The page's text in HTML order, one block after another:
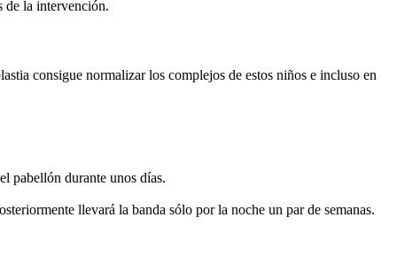
de la intervención.
consigue normalizar los complejos de estos niños e incluso en
pabellón durante unos días.
llevará la banda sólo por la noche un par de semanas.